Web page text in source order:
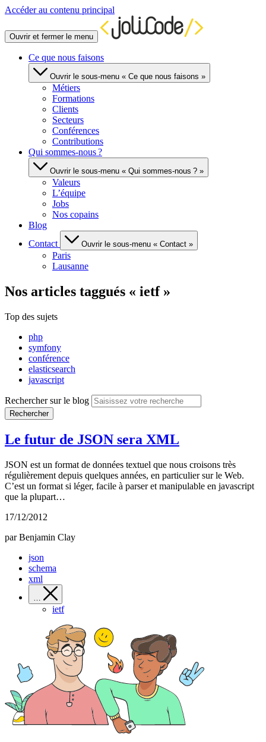
Accéder au contenu principal
Ouvrir et fermer le menu
Ce que nous faisons
Ouvrir le sous-menu « Ce que nous faisons »
Métiers
Formations
Clients
Secteurs
Conférences
Contributions
Qui sommes-nous ?
Ouvrir le sous-menu « Qui sommes-nous ? »
Valeurs
L’équipe
Jobs
Nos copains
Blog
Contact
Ouvrir le sous-menu « Contact »
Paris
Lausanne
Nos articles taggués « ietf »
Top des sujets
php
symfony
conférence
elasticsearch
javascript
Rechercher sur le blog
Rechercher
Le futur de JSON sera XML
JSON est un format de données textuel que nous croisons très
régulièrement depuis quelques années, en particulier sur le Web.
C’est un format si léger, facile à parser et manipulable en javascript
que la plupart…
17/12/2012
par Benjamin Clay
json
schema
xml
ietf